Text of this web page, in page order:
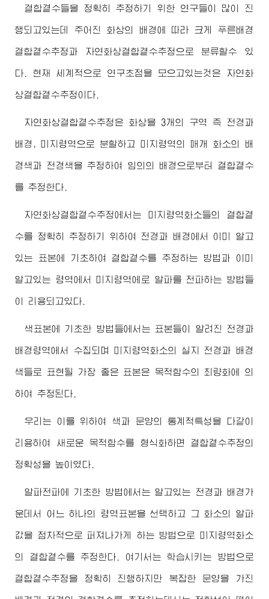
결합곁수들을 정확히 추정하기 위한 연구들이 많이 진
행되고있는데 주어진 화상의 배경에 따라 크게 푸른배경
결합곁수추정과 자연화상결합곁수추정으로 분류할수 있
다. 현재 세계적으로 연구초점을 모으고있는것은 자연화
상결합곁수추정이다.
자연화상결합곁수추정은 화상을 3개의 구역 즉 전경과
배경, 미지령역으로 분할하고 미지령역의 매개 화소의 배
경색과 전경색을 추정하여 임의의 배경으로부터 결합곁수
를 추정한다.
자연화상결합곁수추정에서는 미지령역화소들의 결합곁
수를 정확히 추정하기 위하여 전경과 배경에서 이미 알고
있는 표본에 기초하여 결합곁수를 추정하는 방법과 이미
알고있는 령역에서 미지령역에로 알파를 전파하는 방법들
이 리용되고있다.
색표본에 기초한 방법들에서는 표본들이 알려진 전경과
배경령역에서 수집되며 미지령역화소의 실지 전경과 배경
색들로 표현될 가장 좋은 표본은 목적함수의 최량화에 의
하여 추정된다.
우리는 이를 위하여 색과 문양의 통계적특성을 다같이
리용하여 새로운 목적함수를 형식화하면 결합곁수추정의
정확성을 높이였다.
알파전파에 기초한 방법에서는 알고있는 전경과 배경가
운데서 어느 하나의 령역표본을 선택하고 그 화소의 알파
값을 점차적으로 퍼져나가게 하는 방법으로 미지령역화소
의 결합곁수를 추정한다. 여기서는 학습시키는 방법으로
결합곁수추정을 정확히 진행하지만 복잡한 문양을 가진